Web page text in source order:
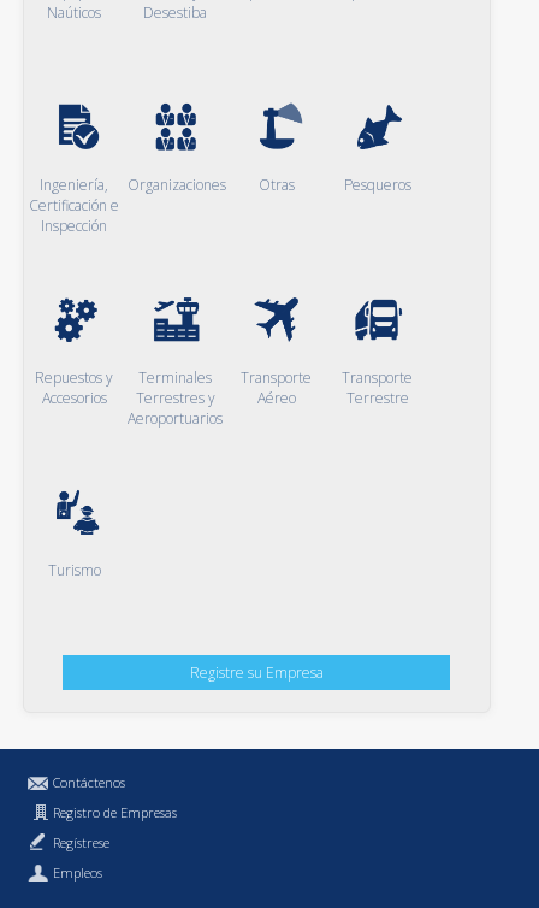
Naúticos
Desestiba
Ingeniería,
Certificación e
Inspección
Organizaciones Otras Pesqueros
Repuestos y
Accesorios
Terminales
Terrestres y
Aeroportuarios
Transporte
Aéreo
Transporte
Terrestre
Turismo
Registre su Empresa
Contáctenos
Registro de Empresas
Regístrese
Empleos